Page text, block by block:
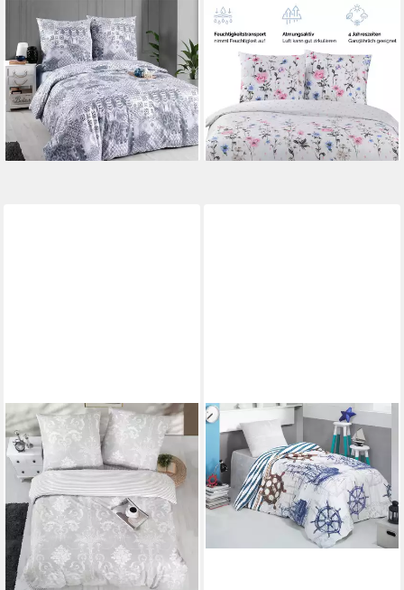
YADETEXTIL
Bettwäsche Bettwäsche-Set
155x220 cm. Pava, Renforce,
2 teilig, Bettwäsche-Set,
155x220 cm, Pava
ab 31,90 €
lieferbar - in 2-3 Werktagen bei dir
YADETEXTIL
Bettwäsche Bettwäsche
155x220 cm. 2 teilig
set,Palitra v1, Renforce, 2
teilig, V1
31,90 €
lieferbar - in 2-3 Werktagen bei dir